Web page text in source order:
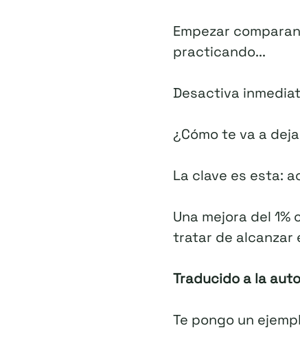
Empezar
practicando...
Desactiva
¿Cómo te va a
La clave es esta:
Una mejora del
tratar de alcanzar
Traducido a la
Te pongo un